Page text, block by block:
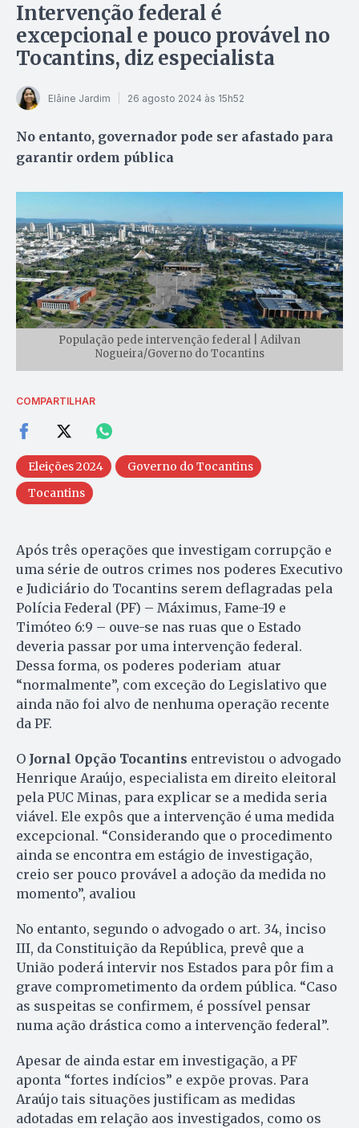
Intervenção federal é
excepcional e pouco provável no
Tocantins, diz especialista
Elâine Jardim 26 agosto 2024 às 15h52
No entanto, governador pode ser afastado para
garantir ordem pública
População pede intervenção federal | Adilvan
Nogueira/Governo do Tocantins
COMPARTILHAR
Eleições 2024
Governo do Tocantins
Tocantins
Após três operações que investigam corrupção e
uma série de outros crimes nos poderes Executivo
e Judiciário do Tocantins serem deflagradas pela
Polícia Federal (PF) – Máximus, Fame-19 e
Timóteo 6:9 – ouve-se nas ruas que o Estado
deveria passar por uma intervenção federal.
Dessa forma, os poderes poderiam atuar
“normalmente”, com exceção do Legislativo que
ainda não foi alvo de nenhuma operação recente
da PF.
O Jornal Opção Tocantins entrevistou o advogado
Henrique Araújo, especialista em direito eleitoral
pela PUC Minas, para explicar se a medida seria
viável. Ele expôs que a intervenção é uma medida
excepcional. “Considerando que o procedimento
ainda se encontra em estágio de investigação,
creio ser pouco provável a adoção da medida no
momento”, avaliou
No entanto, segundo o advogado o art. 34, inciso
III, da Constituição da República, prevê que a
União poderá intervir nos Estados para pôr fim a
grave comprometimento da ordem pública. “Caso
as suspeitas se confirmem, é possível pensar
numa ação drástica como a intervenção federal”.
Apesar de ainda estar em investigação, a PF
aponta “fortes indícios” e expõe provas. Para
Araújo tais situações justificam as medidas
adotadas em relação aos investigados, como os